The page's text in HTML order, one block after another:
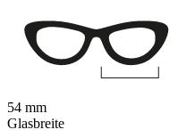
54 mm
Glasbreite